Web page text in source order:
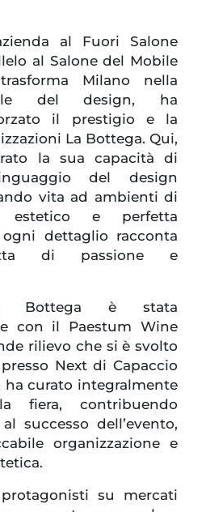
al Fuori Salone
al Salone del Mobile
Milano nella
del design, ha
il prestigio e la
La Bottega. Qui,
la sua capacità di
del design
vita ad ambienti di
estetico e perfetta
dettaglio racconta
di passione e
Bottega è stata
con il Paestum Wine
rilievo che si è svolto
Next di Capaccio
ha curato integralmente
fiera, contribuendo
successo dell’evento,
organizzazione e
su mercati